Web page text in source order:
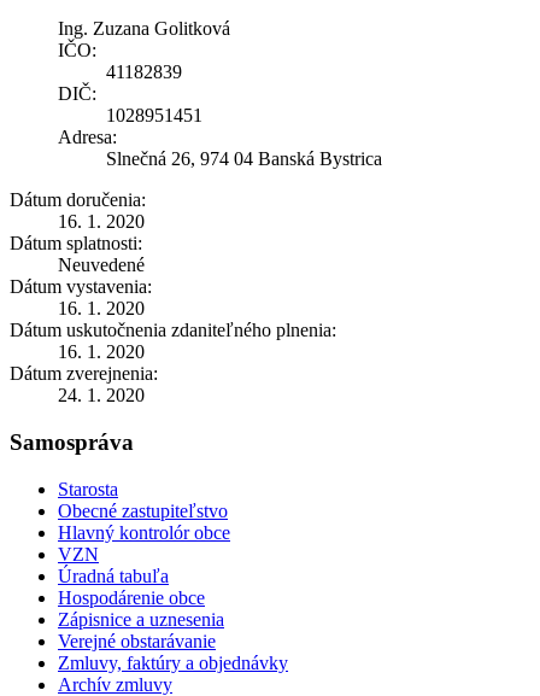
Ing. Zuzana Golitková
IČO:
41182839
DIČ:
1028951451
Adresa:
Slnečná 26, 974 04 Banská Bystrica
Dátum doručenia:
16. 1. 2020
Dátum splatnosti:
Neuvedené
Dátum vystavenia:
16. 1. 2020
Dátum uskutočnenia zdaniteľného plnenia:
16. 1. 2020
Dátum zverejnenia:
24. 1. 2020
Samospráva
Starosta
Obecné zastupiteľstvo
Hlavný kontrolór obce
VZN
Úradná tabuľa
Hospodárenie obce
Zápisnice a uznesenia
Verejné obstarávanie
Zmluvy, faktúry a objednávky
Archív zmluvy